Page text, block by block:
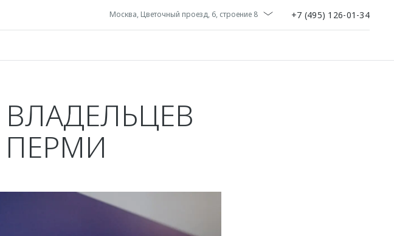
Москва, Цветочный проезд, 6, строение 8 +7 (495) 126-01-34
ВЛАДЕЛЬЦЕВ
ПЕРМИ